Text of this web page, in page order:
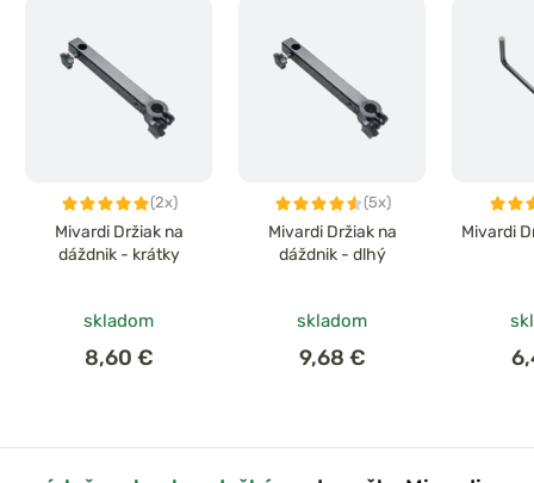
(2x)
Mivardi Držiak na
dáždnik - krátky
skladom
8,60 €
(5x)
Mivardi Držiak na
dáždnik - dlhý
skladom
9,68 €
Mivardi